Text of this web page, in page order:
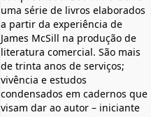
uma série de livros elaborados
a partir da experiência de
James McSill na produção de
literatura comercial. São mais
de trinta anos de serviços;
vivência e estudos
condensados em cadernos que
visam dar ao autor – iniciante